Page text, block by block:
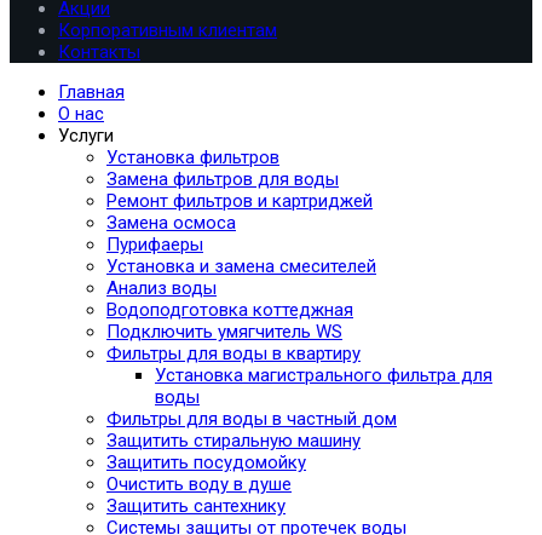
Акции
Корпоративным клиентам
Контакты
Главная
О нас
Услуги
Установка фильтров
Замена фильтров для воды
Ремонт фильтров и картриджей
Замена осмоса
Пурифаеры
Установка и замена смесителей
Анализ воды
Водоподготовка коттеджная
Подключить умягчитель WS
Фильтры для воды в квартиру
Установка магистрального фильтра для
воды
Фильтры для воды в частный дом
Защитить стиральную машину
Защитить посудомойку
Очистить воду в душе
Защитить сантехнику
Системы защиты от протечек воды